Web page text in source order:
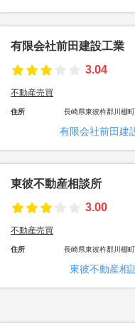
有限会社前田建設工業
3.04
不動産売買
住所 長崎県東彼杵郡川棚
有限会社前田建
東彼不動産相談所
3.00
不動産売買
住所 長崎県東彼杵郡川棚
東彼不動産相